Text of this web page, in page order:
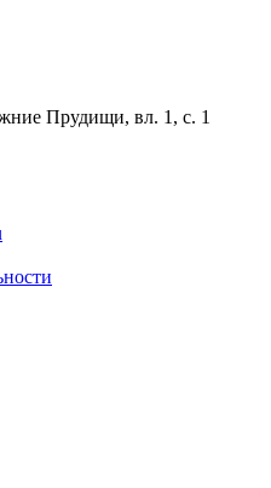
Прудищи, вл. 1, с. 1